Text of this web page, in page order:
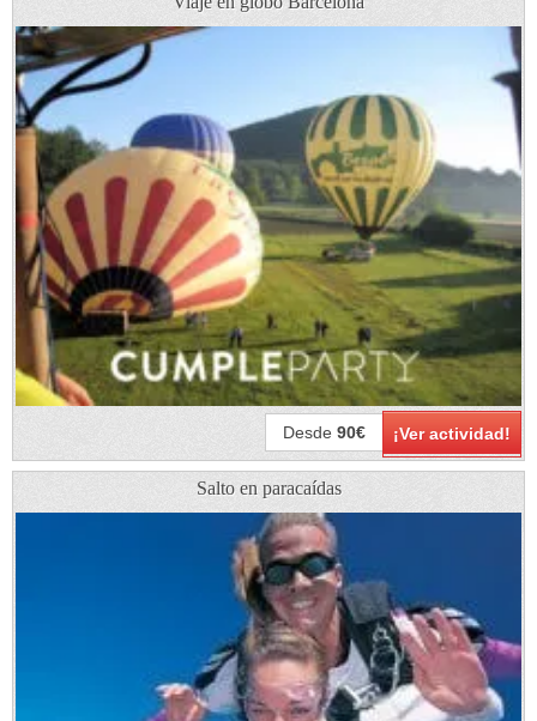
¡Ver actividad!
Desde 90€
Salto en paracaídas